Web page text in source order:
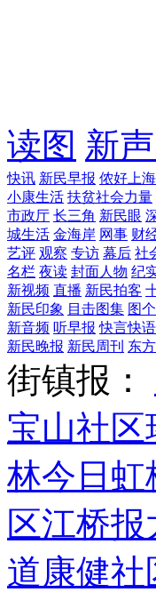
读图 新
快讯 新民早报 侬好上海
小康生活 扶贫社会力量
市政厅 长三角 新民眼
城生活 金海岸 网事 财
艺评 观察 专访 幕后 社
名栏 夜读 封面人物 纪
新视频 直播 新民拍客
新民印象 目击图集 图
新音频 听早报 快言快语
新民晚报 新民周刊 东
街镇报：
宝山社区
林今日虹
区江桥报
道康健社